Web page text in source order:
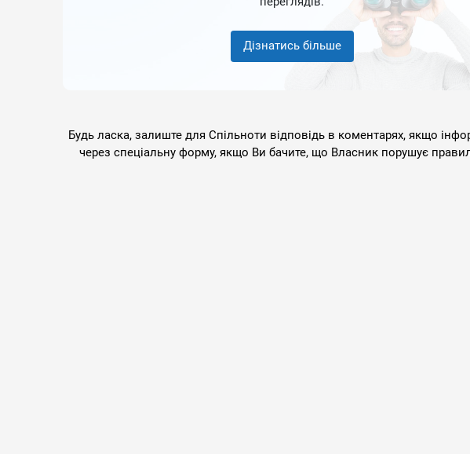
Дізнатись більше
Будь ласка, залиште для Спільноти відповідь в коментарях, якщо
через спеціальну форму, якщо Ви бачите, що Власник порушує